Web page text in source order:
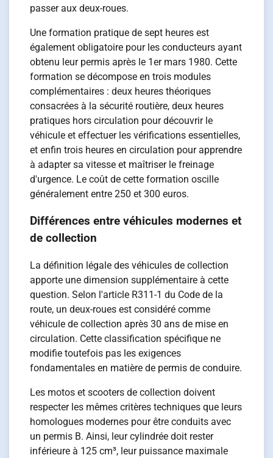
passer aux deux-roues.
Une formation pratique de sept heures est
également obligatoire pour les conducteurs ayant
obtenu leur permis après le 1er mars 1980. Cette
formation se décompose en trois modules
complémentaires : deux heures théoriques
consacrées à la sécurité routière, deux heures
pratiques hors circulation pour découvrir le
véhicule et effectuer les vérifications essentielles,
et enfin trois heures en circulation pour apprendre
à adapter sa vitesse et maîtriser le freinage
d'urgence. Le coût de cette formation oscille
généralement entre 250 et 300 euros.
Différences entre véhicules modernes et
de collection
La définition légale des véhicules de collection
apporte une dimension supplémentaire à cette
question. Selon l'article R311-1 du Code de la
route, un deux-roues est considéré comme
véhicule de collection après 30 ans de mise en
circulation. Cette classification spécifique ne
modifie toutefois pas les exigences
fondamentales en matière de permis de conduire.
Les motos et scooters de collection doivent
respecter les mêmes critères techniques que leurs
homologues modernes pour être conduits avec
un permis B. Ainsi, leur cylindrée doit rester
inférieure à 125 cm³, leur puissance maximale